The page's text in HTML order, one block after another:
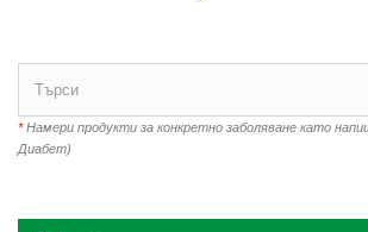
*Намери продукти за конкретно заболяване като
Диабет)